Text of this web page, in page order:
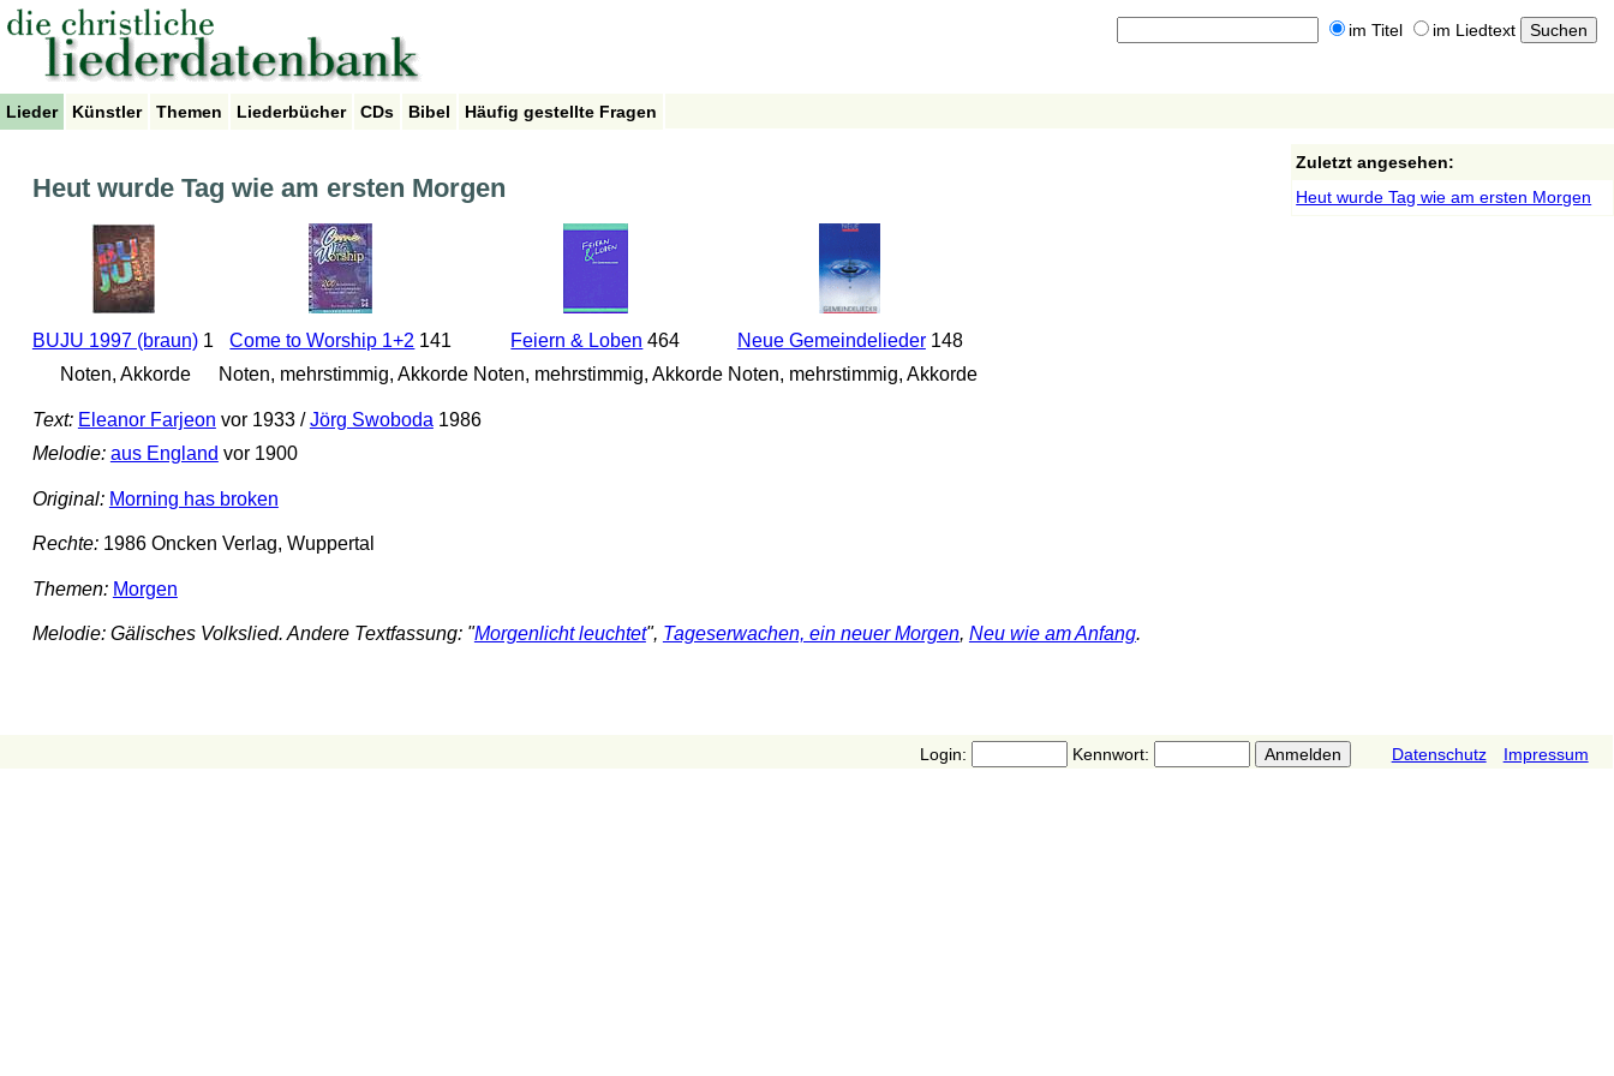
im Titel im Liedtext
Lieder Künstler Themen Liederbücher CDs Bibel Häufig gestellte Fragen
Heut wurde Tag wie am ersten Morgen
BUJU 1997 (braun)1
Noten, Akkorde
Come to Worship 1+2 141
Noten, mehrstimmig, Akkorde
Feiern & Loben 464
Noten, mehrstimmig, Akkorde
Neue Gemeindelieder148
Noten, mehrstimmig, Akkorde
Text: Eleanor Farjeon vor 1933 /Jörg Swoboda 1986
Melodie: aus England vor 1900
Original: Morning has broken
Rechte:1986 Oncken Verlag, Wuppertal
Themen: Morgen
Melodie: Gälisches Volkslied. Andere Textfassung: "Morgenlicht leuchtet", Tageserwachen, ein neuer Morgen, Neu wie am Anfang.
Zuletzt angesehen:
Heut wurde Tag wie am ersten Morgen
Login: Kennwort: Datenschutz Impressum